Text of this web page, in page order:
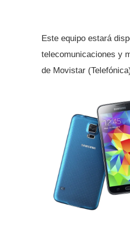
Este equipo estará
telecomunicaciones y
de Movistar